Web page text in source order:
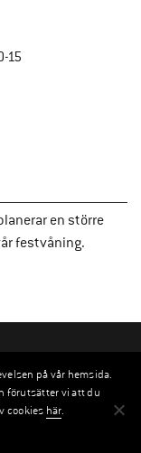
15
en större
festvåning.
på vår hemsida.
förutsätter vi att du
cookies här.